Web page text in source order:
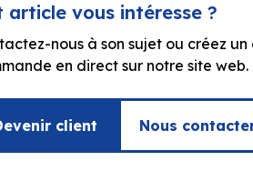
article vous intéresse ?
nous à son sujet ou créez
en direct sur notre site web.
client Nous